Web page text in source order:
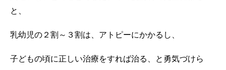
と、
乳幼児の２割～３割は、アトピーにかかるし、
子どもの頃に正しい治療をすれば治る、と勇気づけら